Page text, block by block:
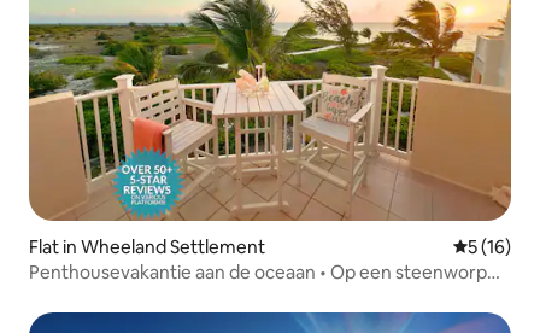
Flat in Wheeland Settlement
5 (16)
Penthousevakantie aan de oceaan • Op een steenworp